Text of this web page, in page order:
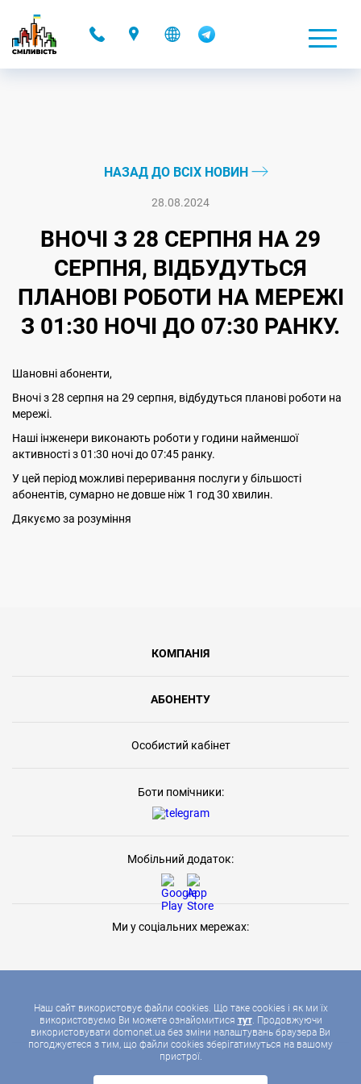
Наш сайт використовує файли cookies. Що таке cookies і як ми їх
використовуємо Ви можете ознайомитися тут. Продовжуючи
використовувати domonet.ua без зміни налаштувань браузера Ви
погоджуєтеся з тим, що файли cookies зберігатимуться на вашому
пристрої.
НАЗАД ДО ВСІХ НОВИН
28.08.2024
ВНОЧІ З 28 СЕРПНЯ НА 29
СЕРПНЯ, ВІДБУДУТЬСЯ
ПЛАНОВІ РОБОТИ НА МЕРЕЖІ
З 01:30 НОЧІ ДО 07:30 РАНКУ.
Шановні абоненти,
Вночі з 28 серпня на 29 серпня, відбудуться планові роботи на
мережі.
Наші інженери виконають роботи у години найменшої
активності з 01:30 ночі до 07:45 ранку.
У цей період можливі переривання послуги у більшості
абонентів, сумарно не довше ніж 1 год 30 хвилин.
Дякуємо за розуміння
КОМПАНІЯ
АБОНЕНТУ
Особистий кабінет
Боти помічники:
Мобільний додаток:
Ми у соціальних мережах:
2026 © ДОМОНЕТ, УСІ ПРАВА ЗАХИЩЕНІ